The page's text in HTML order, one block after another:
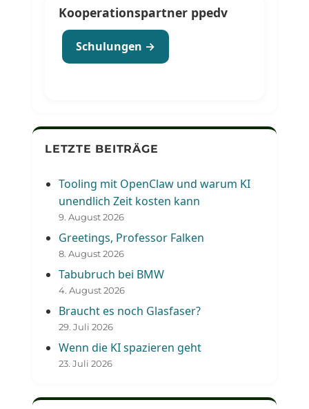
Kooperationspartner ppedv
Schulungen →
LETZTE BEITRÄGE
Tooling mit OpenClaw und warum KI
unendlich Zeit kosten kann
9. August 2026
Greetings, Professor Falken
8. August 2026
Tabubruch bei BMW
4. August 2026
Braucht es noch Glasfaser?
29. Juli 2026
Wenn die KI spazieren geht
23. Juli 2026